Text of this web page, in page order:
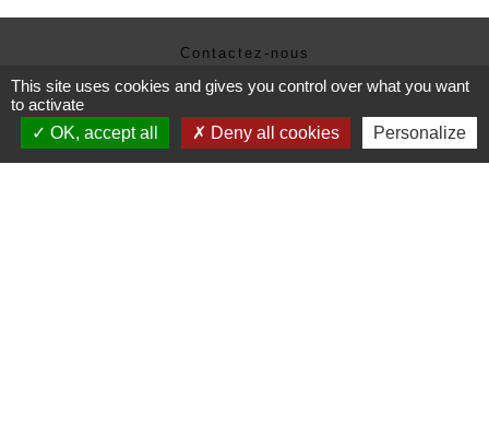
Contactez-nous
Commune de Janneyrias
38280 Janneyrias - FRANCE
+33 4 78 32 02 43
This site uses cookies and gives you control over what you want
to activate
OK, accept all
Deny all cookies Personalize